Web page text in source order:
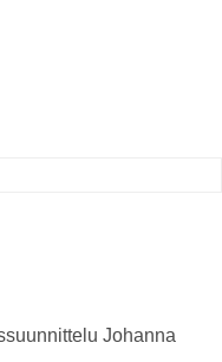
Johanna